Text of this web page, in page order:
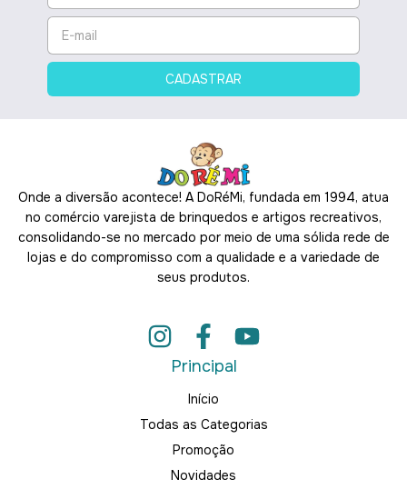
Onde a diversão acontece! A DoRéMi, fundada em 1994, atua
no comércio varejista de brinquedos e artigos recreativos,
consolidando-se no mercado por meio de uma sólida rede de
lojas e do compromisso com a qualidade e a variedade de
seus produtos.
Principal
Início
Todas as Categorias
Promoção
Novidades